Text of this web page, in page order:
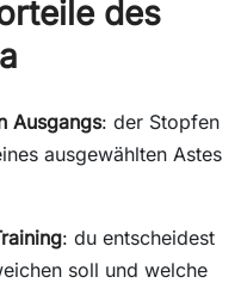
des
Ausgangs: der Stopfen
ausgewählten Astes
: du entscheidest
soll und welche